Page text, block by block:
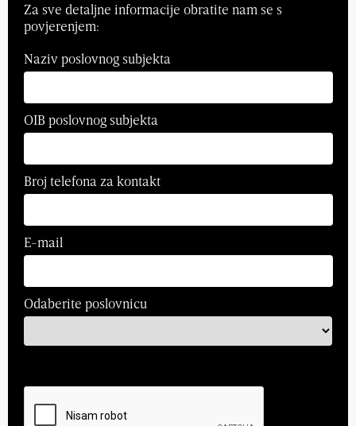
Za sve detaljne informacije obratite nam se s
povjerenjem:
Naziv poslovnog subjekta
OIB poslovnog subjekta
Broj telefona za kontakt
E-mail
Odaberite poslovnicu